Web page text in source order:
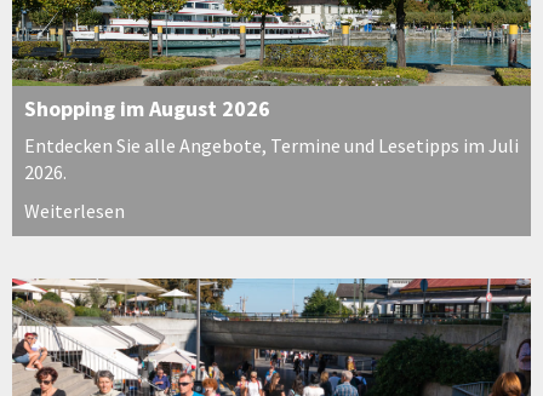
Shopping im August 2026
Entdecken Sie alle Angebote, Termine und Lesetipps im Juli
2026.
Weiterlesen